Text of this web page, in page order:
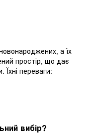
а їх
простір, що дає
Їхні переваги:
вибір?